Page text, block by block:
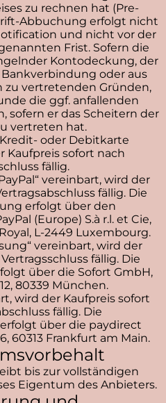
zu rechnen hat (Pre-
Abbuchung erfolgt nicht
und nicht vor der
Frist. Sofern die
Kontodeckung, der
oder aus
zu vertretenden Gründen,
die ggf. anfallenden
sofern er das Scheitern der
vertreten hat.
oder Debitkarte
Kaufpreis sofort nach
fällig.
vereinbart, wird der
fällig. Die
erfolgt über den
(Europe) S.à r.l. et Cie,
L-2449 Luxembourg.
vereinbart, wird der
fällig. Die
über die Sofort GmbH,
80339 München.
wird der Kaufpreis sofort
fällig. Die
über die paydirect
60313 Frankfurt am Main.
bis zur vollständigen
Eigentum des Anbieters.